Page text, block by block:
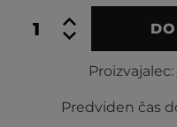
BIO
masažno
Proizvajalec:
Predviden čas